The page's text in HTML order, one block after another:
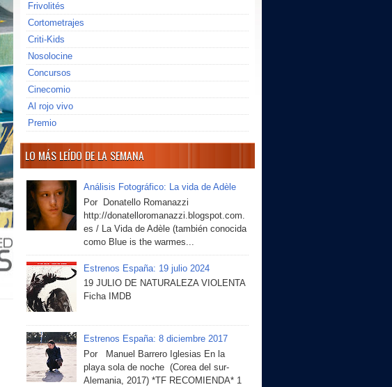
Frivolités
Cortometrajes
Criti-Kids
Nosolocine
Concursos
Cinecomio
Al rojo vivo
Premio
LO MÁS LEÍDO DE LA SEMANA
Análisis Fotográfico: La vida de Adèle
Por Donatello Romanazzi
http://donatelloromanazzi.blogspot.com.
es / La Vida de Adèle (también conocida
como Blue is the warmes...
Estrenos España: 19 julio 2024
19 JULIO DE NATURALEZA VIOLENTA
Ficha IMDB
Estrenos España: 8 diciembre 2017
Por Manuel Barrero Iglesias En la
playa sola de noche (Corea del sur-
Alemania, 2017) *TF RECOMIENDA* 1